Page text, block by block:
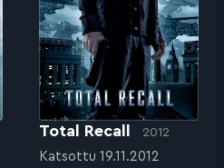
Total Recall 2012
Katsottu 19.11.2012